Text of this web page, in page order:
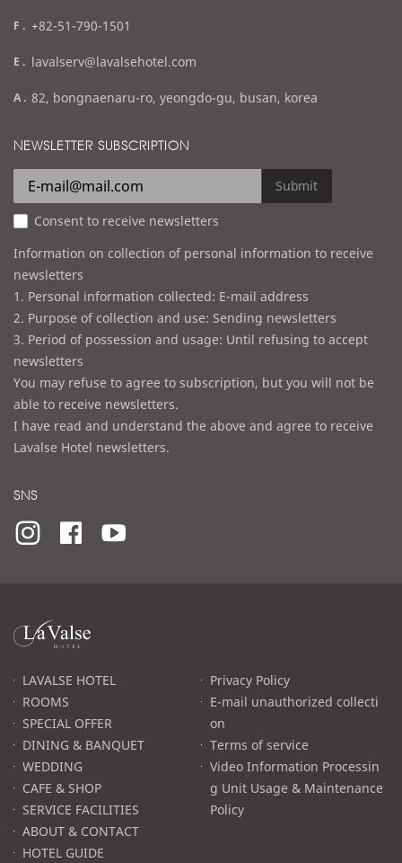
f
x
+82-51-790-1501
e
a
l
lavalserv@lavalsehotel.com
a
d
e
s
s
82, bongnaenaru-ro, yeongdo-gu, busan, korea
NEWSLETTER SUBSCRIPTION
Submit
Consent to receive newsletters
Information on collection of personal information to receive
newsletters
1. Personal information collected: E-mail address
2. Purpose of collection and use: Sending newsletters
3. Period of possession and usage: Until refusing to accept
newsletters
You may refuse to agree to subscription, but you will not be
able to receive newsletters.
I have read and understand the above and agree to receive
Lavalse Hotel newsletters.
SNS
라
발
고LAVALSE HOTEL
ROOMS
SPECIAL OFFER
DINING & BANQUET
WEDDING
CAFE & SHOP
SERVICE FACILITIES
ABOUT & CONTACT
HOTEL GUIDE
Privacy Policy
E-mail unauthorized collecti
on
Terms of service
Video Information Processin
g Unit Usage & Maintenance
Policy